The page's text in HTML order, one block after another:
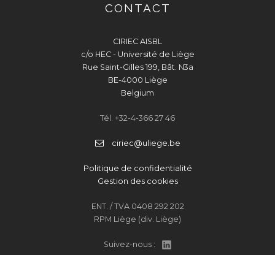
CONTACT
CIRIEC AISBL
c/o HEC - Université de Liège
Rue Saint-Gilles 199, Bât. N3a
BE-4000 Liège
Belgium
Tél. +32-4-366 27 46
ciriec@uliege.be
Politique de confidentialité
Gestion des cookies
ENT. / TVA 0408 292 202
RPM Liège (div. Liège)
Suivez-nous :